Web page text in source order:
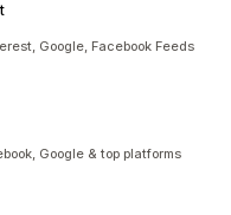
Google, Facebook Feeds
Google & top platforms